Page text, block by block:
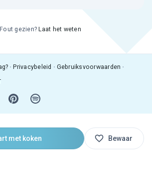
met koken Bewaar
Fout gezien? Laat het weten
Privacybeleid Gebruiksvoorwaarden